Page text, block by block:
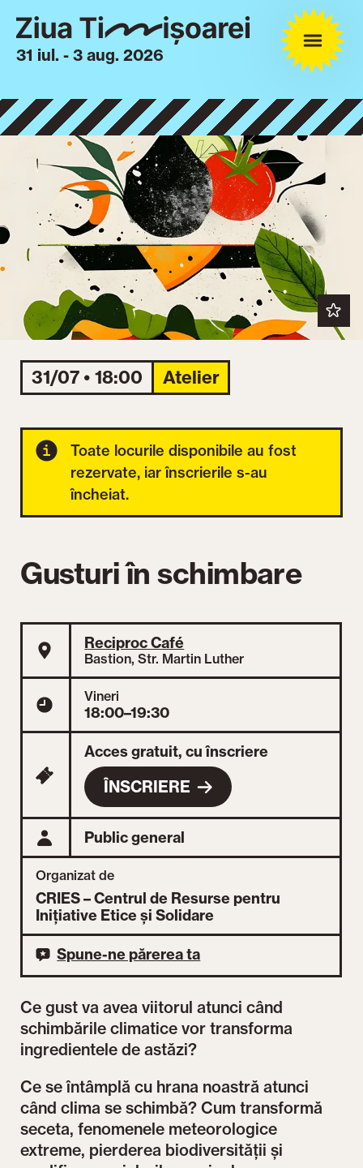
31 iul. - 3 aug. 2026
31/07 • 18:00 Atelier
Toate locurile disponibile au fost
rezervate, iar înscrierile s-au
încheiat.
Ce gust va avea viitorul atunci când
schimbările climatice vor transforma
ingredientele de astăzi?
Ce se întâmplă cu hrana noastră atunci
când clima se schimbă? Cum transformă
seceta, fenomenele meteorologice
extreme, pierderea biodiversității și
Gusturi în schimbare
Reciproc Café
Bastion, Str. Martin Luther
Vineri
18:00–19:30
Acces gratuit, cu înscriere
ÎNSCRIERE
Public general
Organizat de
CRIES – Centrul de Resurse pentru
Inițiative Etice și Solidare
Spune-ne părerea ta